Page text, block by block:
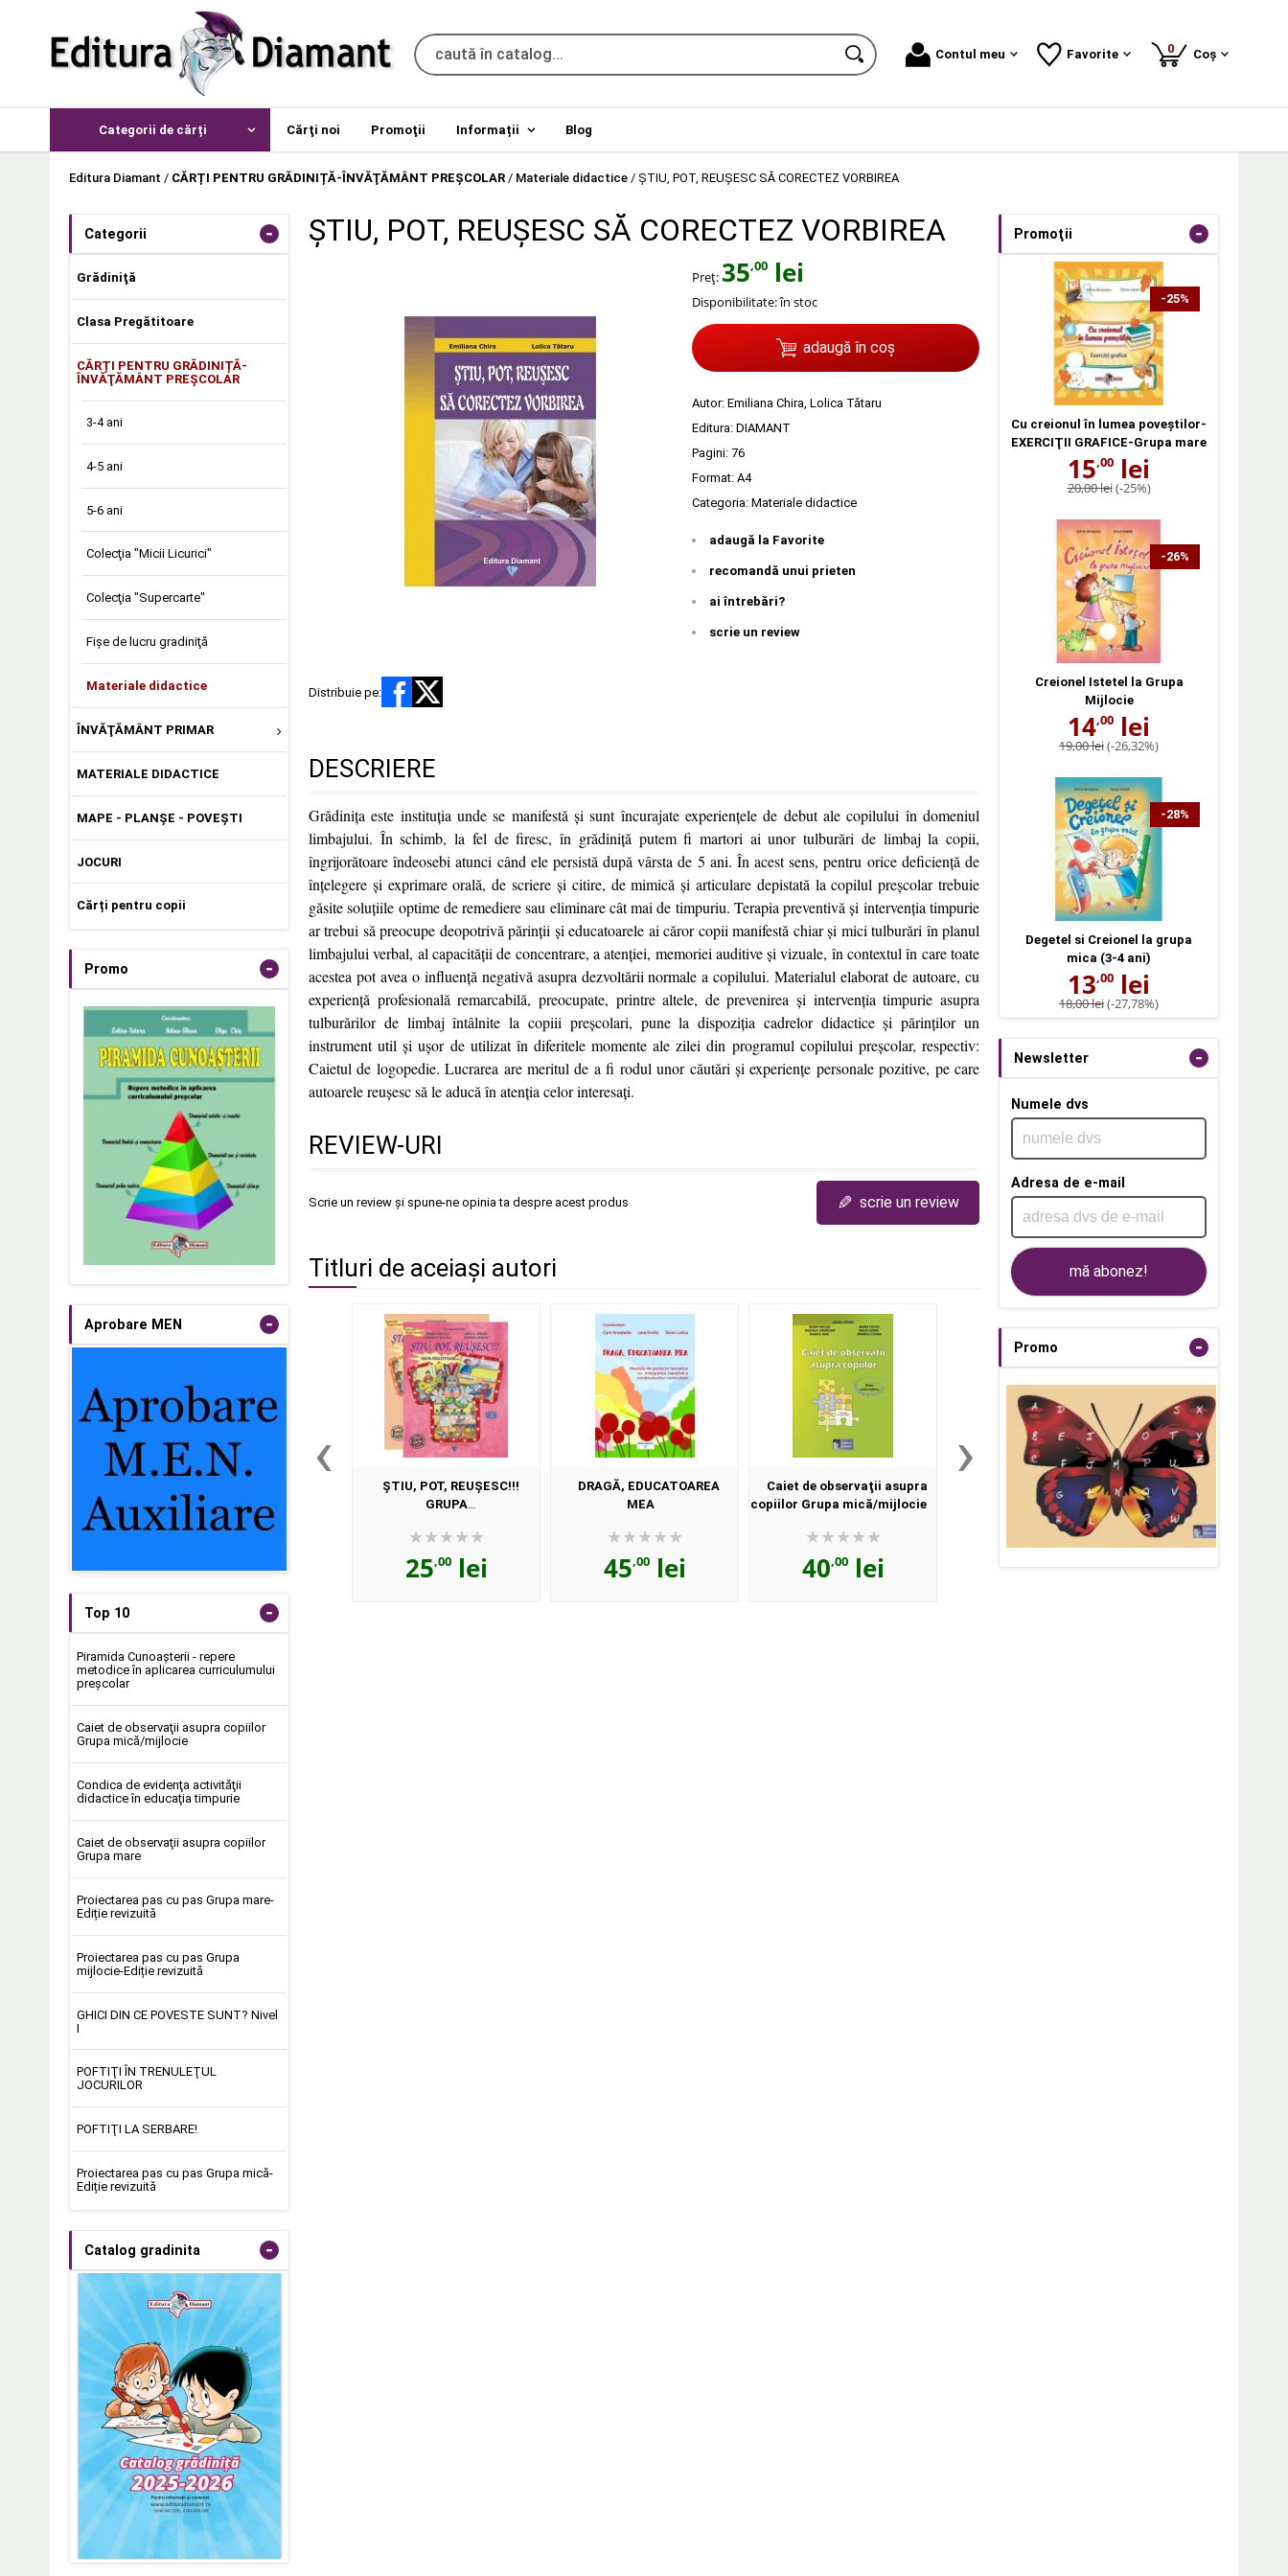
Contul meu Favorite 0produse
Coș
Categorii de cărți Cărţi noi Promoţii Informații Blog
Editura Diamant / CĂRȚI PENTRU GRĂDINIȚĂ-ÎNVĂŢĂMÂNT PREŞCOLAR / Materiale didactice / ŞTIU, POT, REUŞESC SĂ CORECTEZ VORBIREA
Categorii -
Grădiniţă
Clasa Pregătitoare
CĂRȚI PENTRU GRĂDINIȚĂ-
ÎNVĂŢĂMÂNT PREŞCOLAR
3-4 ani
4-5 ani
5-6 ani
Colecţia "Micii Licurici"
Colecţia "Supercarte"
Fişe de lucru gradiniţă
Materiale didactice
ÎNVĂŢĂMÂNT PRIMAR
MATERIALE DIDACTICE
MAPE - PLANȘE - POVEȘTI
JOCURI
Cărți pentru copii
Promo -
Aprobare MEN -
Top 10 -
Piramida Cunoașterii - repere
metodice în aplicarea curriculumului
preşcolar
Caiet de observaţii asupra copiilor
Grupa mică/mijlocie
Condica de evidenţa activităţii
didactice în educaţia timpurie
Caiet de observaţii asupra copiilor
Grupa mare
Proiectarea pas cu pas Grupa mare-
Ediție revizuită
Proiectarea pas cu pas Grupa
mijlocie-Ediție revizuită
GHICI DIN CE POVESTE SUNT? Nivel
I
POFTIŢI ÎN TRENULEŢUL
JOCURILOR
POFTIŢI LA SERBARE!
Proiectarea pas cu pas Grupa mică-
Ediție revizuită
Catalog gradinita -
ŞTIU, POT, REUŞESC SĂ CORECTEZ VORBIREA
Preț: 35,00 lei
Disponibilitate:în stoc
adaugă în coș
Autor: Emiliana Chira, Lolica Tătaru
Editura: DIAMANT
Pagini: 76
Format: A4
Categoria: Materiale didactice
adaugă la Favorite
recomandă unui prieten
ai întrebări?
scrie un review
Distribuie pe:
DESCRIERE
Grădiniţa este instituţia unde se manifestă şi sunt încurajate experienţele de debut ale copilului în domeniul
limbajului. În schimb, la fel de firesc, în grădiniță putem fi martori ai unor tulburări de limbaj la copii,
îngrijorătoare îndeosebi atunci când ele persistă după vârsta de 5 ani. În acest sens, pentru orice deficiență de
înțelegere și exprimare orală, de scriere și citire, de mimică și articulare depistată la copilul preșcolar trebuie
găsite soluțiile optime de remediere sau eliminare cât mai de timpuriu. Terapia preventivă și intervenția timpurie
ar trebui să preocupe deopotrivă părinții și educatoarele ai căror copii manifestă chiar și mici tulburări în planul
limbajului verbal, al capacității de concentrare, a atenției, memoriei auditive și vizuale, în contextul în care toate
acestea pot avea o influență negativă asupra dezvoltării normale a copilului. Materialul elaborat de autoare, cu
experiență profesională remarcabilă, preocupate, printre altele, de prevenirea și intervenția timpurie asupra
tulburărilor de limbaj întâlnite la copiii preșcolari, pune la dispoziția cadrelor didactice și părinților un
instrument util și ușor de utilizat în diferitele momente ale zilei din programul copilului preșcolar, respectiv:
Caietul de logopedie. Lucrarea are meritul de a fi rodul unor căutări și experiențe personale pozitive, pe care
autoarele reușesc să le aducă în atenția celor interesați.
REVIEW-URI
Scrie un review și spune-ne opinia ta despre acest produs ✎ scrie un review
Titluri de aceiași autori
‹
ŞTIU, POT, REUŞESC!!!
GRUPA
25,00lei
DRAGĂ, EDUCATOAREA
MEA
45,00lei
Caiet de observaţii asupra
copiilor Grupa mică/mijlocie
40,00lei
Ghid pentru educaţie
rutieră
Piramida
repere metodice în
curriculumului
›
Promoţii -
-25%
Cu creionul în lumea poveştilor-
EXERCIŢII GRAFICE-Grupa mare
15,00 lei
20,00 lei(-25%)
-26%
Creionel Istetel la Grupa
Mijlocie
14,00 lei
19,00 lei(-26,32%)
-28%
Degetel si Creionel la grupa
mica (3-4 ani)
13,00 lei
18,00 lei(-27,78%)
Newsletter -
Numele dvs
Adresa de e-mail
mă abonez!
Promo -